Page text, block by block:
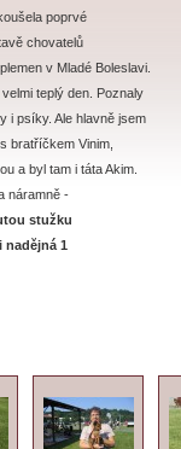
poprvé
chovatelů
v Mladé Boleslavi.
teplý den. Poznaly
i psíky. Ale hlavně jsem
bratříčkem Vinim,
a byl tam i táta Akim.
náramně -
stužku
nadějná 1